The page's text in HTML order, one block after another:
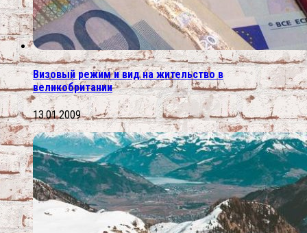
Визовый режим и вид на жительство в
великобритании
13.01.2009